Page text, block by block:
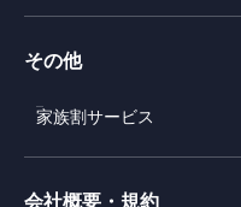
その他
家族割サービス
会社概要・規約